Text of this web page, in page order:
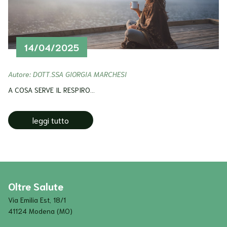
14/04/2025
Autore: DOTT.SSA GIORGIA MARCHESI
A COSA SERVE IL RESPIRO...
leggi tutto
Oltre Salute
Via Emilia Est, 18/1
41124 Modena (MO)